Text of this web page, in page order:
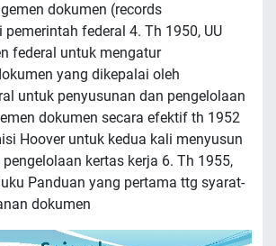
dokumen (records
federal 4. Th 1950, UU
federal untuk mengatur
yang dikepalai oleh
untuk penyusunan dan pengelolaan
dokumen secara efektif th 1952
Hoover untuk kedua kali menyusun
kertas kerja 6. Th 1955,
Panduan yang pertama ttg syarat-
dokumen